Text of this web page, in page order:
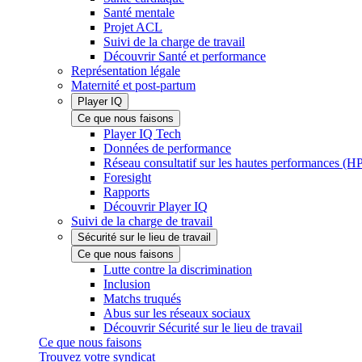
Santé mentale
Projet ACL
Suivi de la charge de travail
Découvrir Santé et performance
Représentation légale
Maternité et post-partum
Player IQ
Ce que nous faisons
Player IQ Tech
Données de performance
Réseau consultatif sur les hautes performances
Foresight
Rapports
Découvrir Player IQ
Suivi de la charge de travail
Sécurité sur le lieu de travail
Ce que nous faisons
Lutte contre la discrimination
Inclusion
Matchs truqués
Abus sur les réseaux sociaux
Découvrir Sécurité sur le lieu de travail
Ce que nous faisons
Trouvez votre syndicat